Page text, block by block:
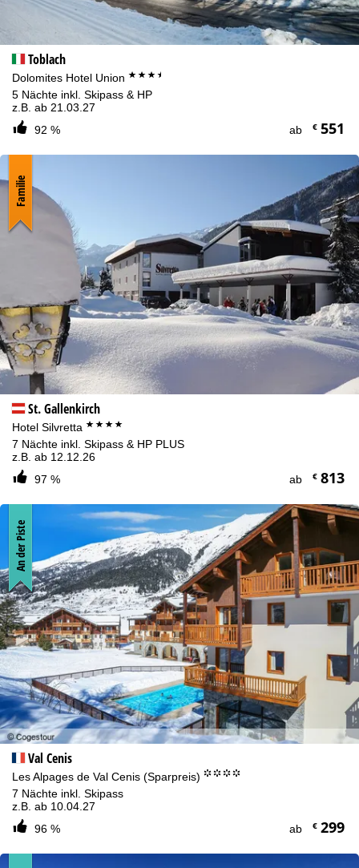
Toblach
Dolomites Hotel Union ***+
5 Nächte inkl. Skipass & HP
z.B. ab 21.03.27
92 %
ab €551
St. Gallenkirch
Hotel Silvretta ****
7 Nächte inkl. Skipass & HP PLUS
z.B. ab 12.12.26
97 %
ab €813
Familie
Val Cenis
Les Alpages de Val Cenis (Sparpreis) °°°°
7 Nächte inkl. Skipass
z.B. ab 10.04.27
96 %
ab €299
An der Piste